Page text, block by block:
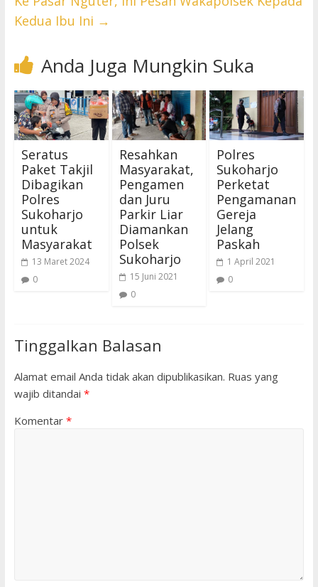
Kedua Ibu Ini →
Anda Juga Mungkin Suka
Seratus
Paket Takjil
Dibagikan
Polres
Sukoharjo
untuk
Masyarakat
13 Maret 2024
0
Resahkan
Masyarakat,
Pengamen
dan Juru
Parkir Liar
Diamankan
Polsek
Sukoharjo
15 Juni 2021
0
Polres
Sukoharjo
Perketat
Pengamanan
Gereja
Jelang
Paskah
1 April 2021
0
Tinggalkan Balasan
Alamat email Anda tidak akan dipublikasikan. Ruas yang
wajib ditandai *
Komentar *